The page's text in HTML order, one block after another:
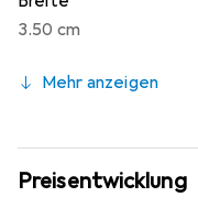
3.50 cm
Mehr anzeigen
Preisentwicklung